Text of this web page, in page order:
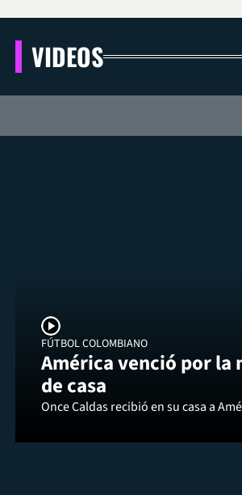
VIDEOS
FÚTBOL COLOMBIANO
América venció por la
de casa
Once Caldas recibió en su casa a